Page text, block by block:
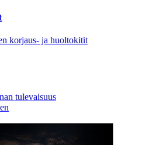
korjaus- ja huoltokitit
tulevaisuus